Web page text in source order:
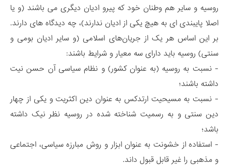
روسیه و سایر هم وطنان خود که پیرو ادیان دیگری می باشند (و یا
اصلا پایبندی ای به هیچ یکی از ادیان ندارند)، چه دیدگاه های دارند.
بر این اساس هر یک از جریان‌های اسلامی (و سایر ادیان بومی و
سنتی) روسیه باید دارای سه معیار و شرایط باشند:
- نسبت به روسیه (به عنوان کشور) و نظام سیاسی آن حسن نیت
داشته باشند؛
- نسبت به مسیحیت ارتدکس به عنوان دین اکثریت و یکی از چهار
دین سنتی و به رسمیت شناخته شده در روسیه نظر نیک داشته
باشد؛
- استفاده از خشونت به عنوان ابزار و روش مبارزه سیاسی، اجتماعی
و مذهبی را غیر قابل قبول داند.